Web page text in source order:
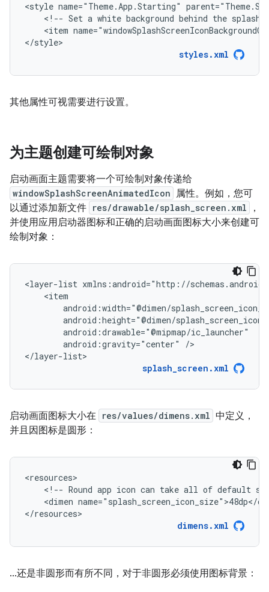
<style name="Theme.App.Starting"
<!-- Set a white background behind the splash
<item
</style>
styles.xml
其他属性可视需要进行设置。
为主题创建可绘制对象
启动画面主题需要将一个可绘制对象传递给
windowSplashScreenAnimatedIcon 属性。例如，您可
以通过添加新文件 res/drawable/splash_screen.xml
，
并使用应用启动器图标和正确的启动画面图标大小来创建可
绘制对象：
<layer-list
android:gravity="center"
/>
</layer-list>
splash_screen.xml
启动画面图标大小在 res/values/dimens.xml 中定义，
并且因图标是圆形：
<!-- Round app icon can take all of default
<dimen name="splash_screen_icon_size">48dp</
</resources>
dimens.xml
...还是非圆形而有所不同，对于非圆形必须使用图标背景：